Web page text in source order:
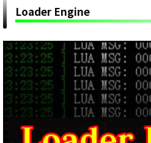
Loader Engine